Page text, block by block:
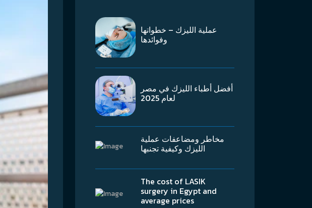
عملية الليزك – خطواتها
وفوائدها
أفضل أطباء الليزك في مصر
لعام 2025
مخاطر ومضاعفات عملية
الليزك وكيفية تجنبها
The cost of LASIK
surgery in Egypt and
average prices